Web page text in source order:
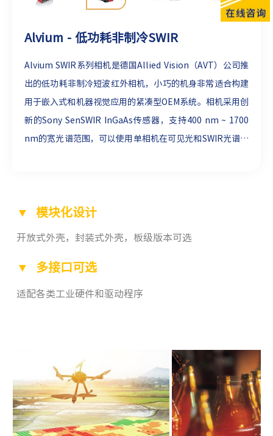
Alvium - 低功耗非制冷SWIR
Alvium SWIR系列相机是德国Allied Vision（AVT）公司推
出的低功耗非制冷短波红外相机，小巧的机身非常适合构建
用于嵌入式和机器视觉应用的紧凑型OEM系统。相机采用创
新的Sony SenSWIR InGaAs传感器，支持400 nm ~ 1700
nm的宽光谱范围，可以使用单相机在可见光和SWIR光谱中
▼ 模块化设计
开放式外壳，封装式外壳，板级版本可选
▼ 多接口可选
适配各类工业硬件和驱动程序